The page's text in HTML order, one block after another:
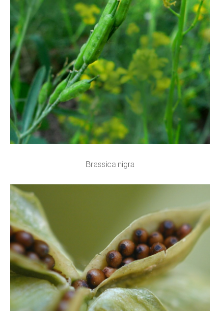
Brassica nigra